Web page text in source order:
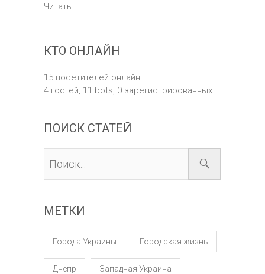
Читать
КТО ОНЛАЙН
15 посетителей онлайн
4 гостей, 11 bots, 0 зарегистрированных
ПОИСК СТАТЕЙ
МЕТКИ
Города Украины Городская жизнь
Днепр Западная Украина